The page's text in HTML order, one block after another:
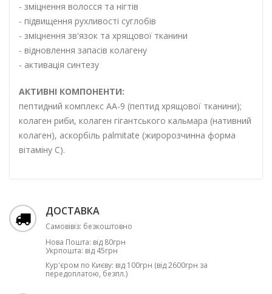
- зміцнення волосся та нігтів
- підвищення рухливості суглобів
- зміцнення зв'язок та хрящової тканини
- відновлення запасів колагену
- активація синтезу
АКТИВНІ КОМПОНЕНТИ:
пептидний комплекс АА-9 (пептид хрящової тканини);
колаген риби, колаген гігантського кальмара (нативний
колаген), аскорбіль palmitate (жиророзчинна форма
вітаміну С).
ДОСТАВКА
Самовівіз: безкоштовно
Нова Пошта: від 80грн
Укрпошта: від 45грн
Кур'єром по Києву: від 100грн (від 2600грн за
передоплатою, безпл.)